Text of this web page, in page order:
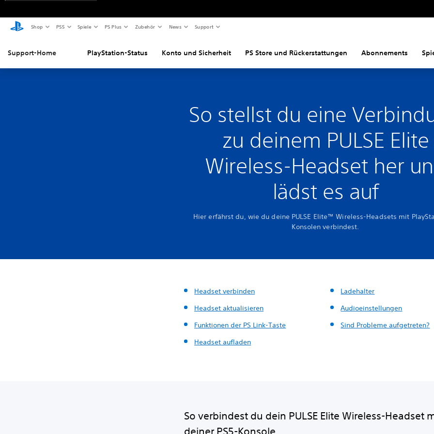
Shop PS5 Spiele PS Plus Zubehör News Support
Support-Home PlayStation-Status Konto und Sicherheit PS Store und Rückerstattungen Abonnements
So stellst du eine
zu deinem PULSE Elite
Wireless-Headset her
lädst es auf
Hier erfährst du, wie du deine PULSE Elite™ Wireless-Headsets mit
Konsolen verbindest.
Headset verbinden
Headset aktualisieren
Funktionen der PS Link-Taste
Headset aufladen
Ladehalter
Audioeinstellungen
Sind Probleme aufgetreten?
So verbindest du dein PULSE Elite Wireless-Headset
deiner PS5-Konsole